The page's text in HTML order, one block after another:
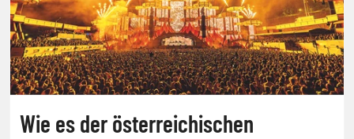
Wie es der österreichischen